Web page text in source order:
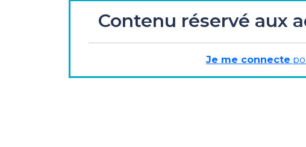
Sanctions internationales – Embargos
Contenu réservé aux
Je me connecte